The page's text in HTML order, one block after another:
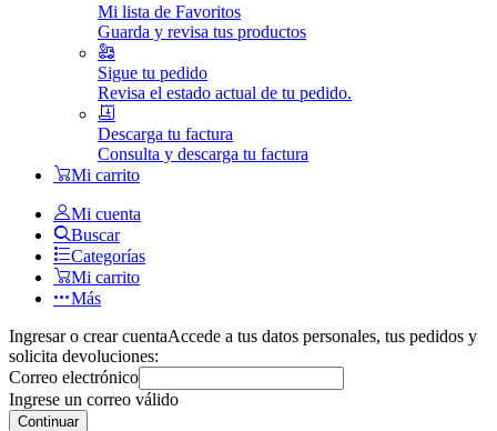
Mi lista de Favoritos
Guarda y revisa tus productos
Sigue tu pedido
Revisa el estado actual de tu pedido.
Descarga tu factura
Consulta y descarga tu factura
Mi carrito
Mi cuenta
Buscar
Categorías
Mi carrito
Más
Ingresar o crear cuentaAccede a tus datos personales, tus pedidos y
solicita devoluciones:
Correo electrónico
Ingrese un correo válido
Continuar